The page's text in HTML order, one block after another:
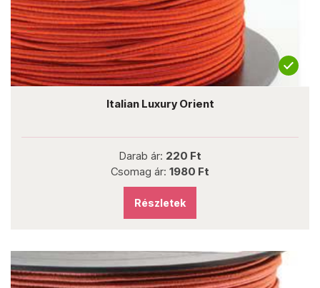
Italian Luxury Orient
Darab ár: 220 Ft
Csomag ár: 1980 Ft
Részletek